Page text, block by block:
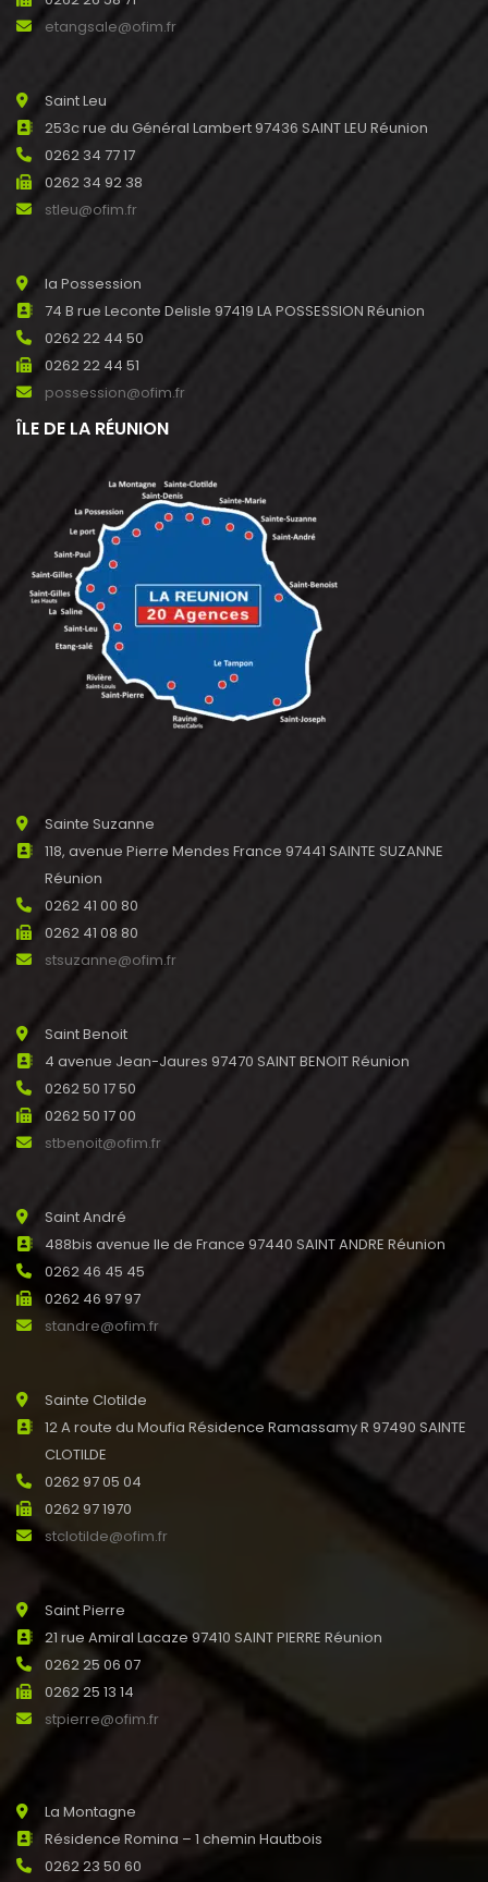
etangsale@ofim.fr
Saint Leu
253c rue du Général Lambert 97436 SAINT LEU Réunion
0262 34 77 17
0262 34 92 38
stleu@ofim.fr
la Possession
74 B rue Leconte Delisle 97419 LA POSSESSION Réunion
0262 22 44 50
0262 22 44 51
possession@ofim.fr
ÎLE DE LA RÉUNION
Sainte Suzanne
118, avenue Pierre Mendes France 97441 SAINTE SUZANNE
Réunion
0262 41 00 80
0262 41 08 80
stsuzanne@ofim.fr
Saint Benoit
4 avenue Jean-Jaures 97470 SAINT BENOIT Réunion
0262 50 17 50
0262 50 17 00
stbenoit@ofim.fr
Saint André
488bis avenue Ile de France 97440 SAINT ANDRE Réunion
0262 46 45 45
0262 46 97 97
standre@ofim.fr
Sainte Clotilde
12 A route du Moufia Résidence Ramassamy R 97490 SAINTE
CLOTILDE
0262 97 05 04
0262 97 1970
stclotilde@ofim.fr
Saint Pierre
21 rue Amiral Lacaze 97410 SAINT PIERRE Réunion
0262 25 06 07
0262 25 13 14
stpierre@ofim.fr
La Montagne
Résidence Romina – 1 chemin Hautbois
0262 23 50 60